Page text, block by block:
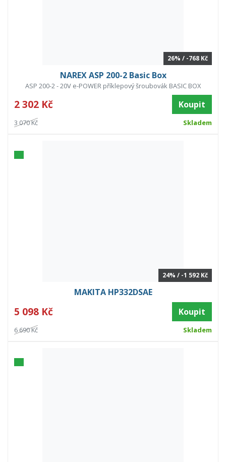
26% / -768 Kč
NAREX ASP 200-2 Basic Box
ASP 200-2 - 20V e-POWER příklepový šroubovák BASIC BOX
2 302 Kč Koupit
3 070 Kč Skladem
24% / -1 592 Kč
MAKITA HP332DSAE
5 098 Kč Koupit
6 690 Kč Skladem